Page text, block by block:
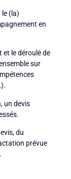
le (la)
en
le déroulé de
sur
un devis
du
prévue